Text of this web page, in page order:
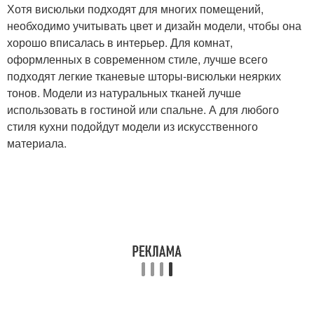
Хотя висюльки подходят для многих помещений,
необходимо учитывать цвет и дизайн модели, чтобы она
хорошо вписалась в интерьер. Для комнат,
оформленных в современном стиле, лучше всего
подходят легкие тканевые шторы-висюльки неярких
тонов. Модели из натуральных тканей лучше
использовать в гостиной или спальне. А для любого
стиля кухни подойдут модели из искусственного
материала.